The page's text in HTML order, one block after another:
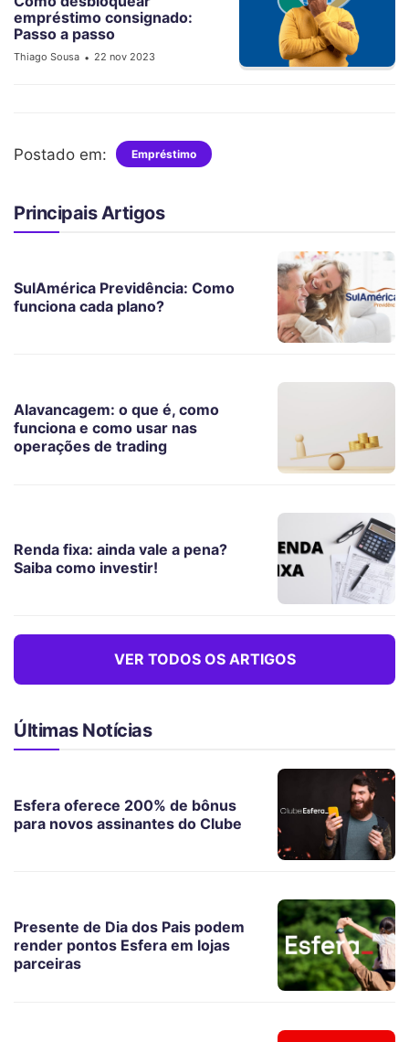
empréstimo consignado:
Passo a passo
Thiago Sousa • 22 nov 2023
Postado em: Empréstimo
Principais Artigos
SulAmérica Previdência: Como
funciona cada plano?
Alavancagem: o que é, como
funciona e como usar nas
operações de trading
Renda fixa: ainda vale a pena?
Saiba como investir!
VER TODOS OS ARTIGOS
Últimas Notícias
Esfera oferece 200% de bônus
para novos assinantes do Clube
Presente de Dia dos Pais podem
render pontos Esfera em lojas
parceiras